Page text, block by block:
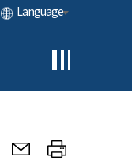
Language